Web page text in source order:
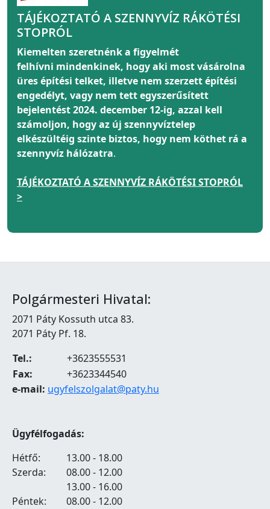
TÁJÉKOZTATÓ A SZENNYVÍZ RÁKÖTÉSI
STOPRÓL
Kiemelten szeretnénk a figyelmét
felhívni mindenkinek, hogy aki most vásárolna
üres építési telket, illetve nem szerzett építési
engedélyt, vagy nem tett egyszerűsített
bejelentést 2024. december 12-ig, azzal kell
számoljon, hogy az új szennyvíztelep
elkészültéig szinte biztos, hogy nem köthet rá a
szennyvíz hálózatra.
TÁJÉKOZTATÓ A SZENNYVÍZ RÁKÖTÉSI STOPRÓL
>
Polgármesteri Hivatal:
2071 Páty Kossuth utca 83.
2071 Páty Pf. 18.
Tel.:
+3623555531
Fax:
+3623344540
e-mail: ugyfelszolgalat@paty.hu
Ügyfélfogadás:
Hétfő:
13.00 - 18.00
Szerda:
08.00 - 12.00
13.00 - 16.00
Péntek:
08.00 - 12.00